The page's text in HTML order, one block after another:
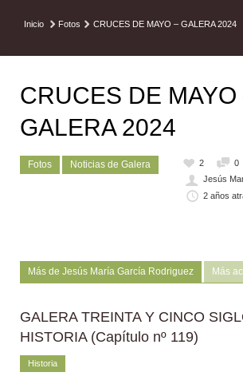
Inicio Fotos CRUCES DE MAYO – GALERA 2024
CRUCES DE MAYO
GALERA 2024
Fotos Noticias de Galera 2
0
Jesús
2 años
Más de Jesús María García Rodriguez Más
GALERA TREINTA Y CINCO
HISTORIA (Capítulo nº 119)
Historia